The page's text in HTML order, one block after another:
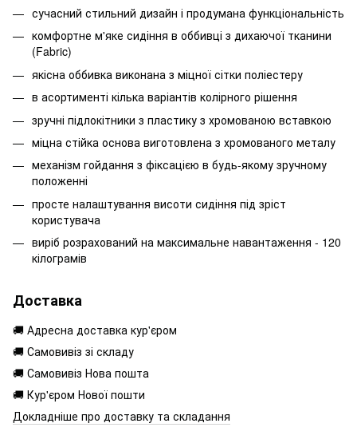
сучасний стильний дизайн і продумана функціональність
комфортне м'яке сидіння в оббивці з дихаючої тканини
(Fabric)
якісна оббивка виконана з міцної сітки поліестеру
в асортименті кілька варіантів колірного рішення
зручні підлокітники з пластику з хромованою вставкою
міцна стійка основа виготовлена з хромованого металу
механізм гойдання з фіксацією в будь-якому зручному
положенні
просте налаштування висоти сидіння під зріст
користувача
виріб розрахований на максимальне навантаження - 120
кілограмів
Доставка
🚚 Адресна доставка кур'єром
🚚 Самовивіз зі складу
🚚 Самовивіз Нова пошта
🚚 Кур'єром Нової пошти
Докладніше про доставку та складання